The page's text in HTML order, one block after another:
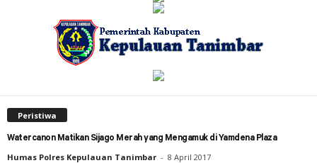
Peristiwa
Watercanon Matikan Sijago Merah yang Mengamuk di Yamdena Plaza
Humas Polres Kepulauan Tanimbar - 8 April 2017